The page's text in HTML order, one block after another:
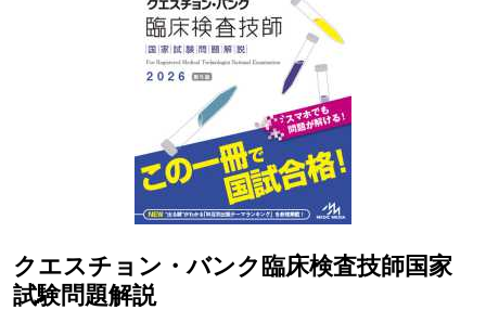
クエスチョン・バンク臨床検査技師国家
試験問題解説